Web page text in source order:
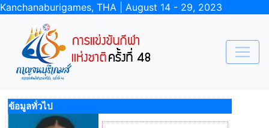
Kanchanaburigames, THA | August 14 - 29, 2023
ข้อมูลทั่วไป